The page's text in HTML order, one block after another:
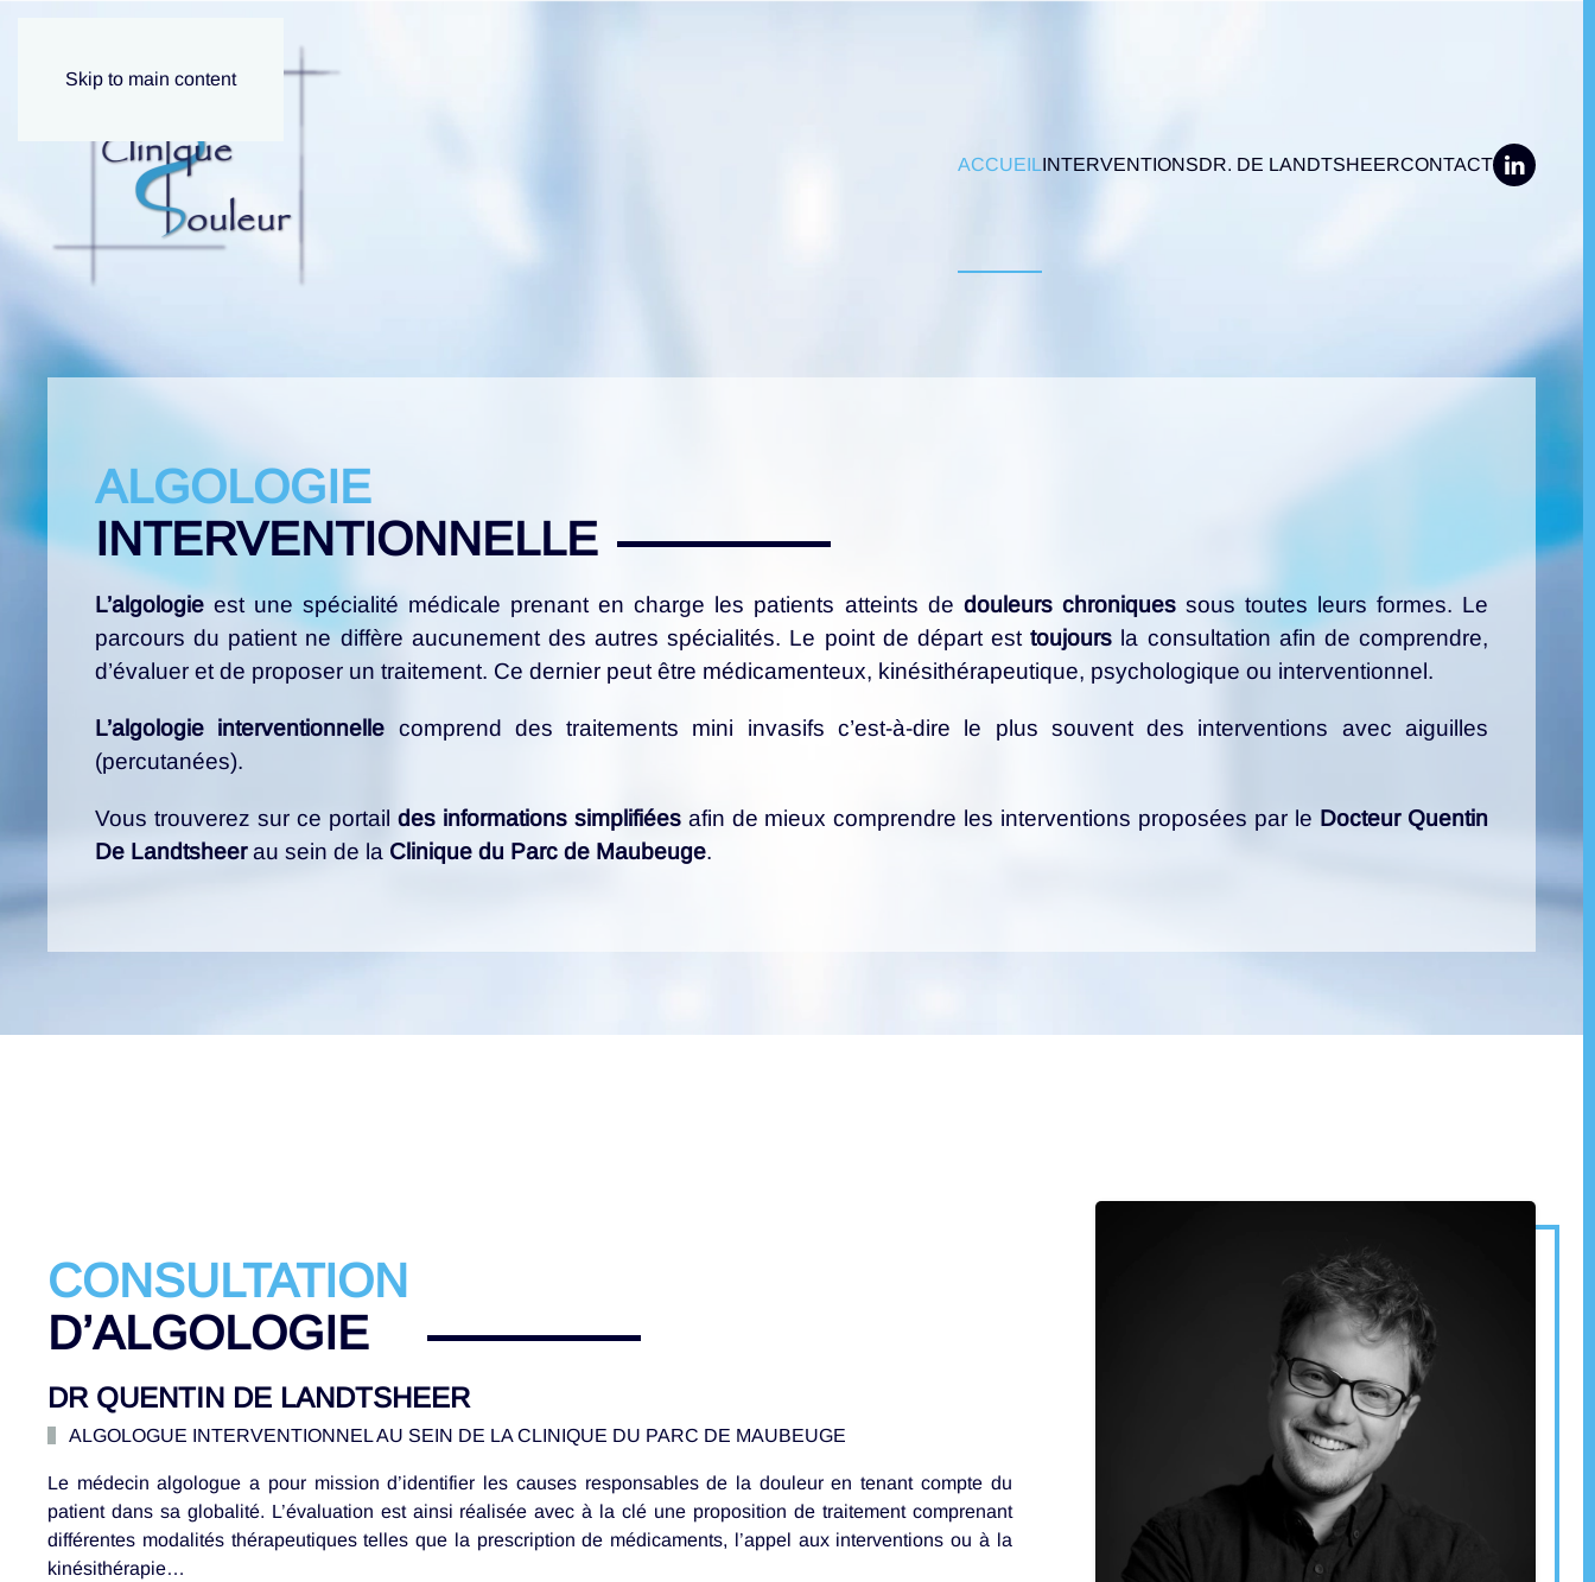
Skip to main content
ACCUEILINTERVENTIONSDR. DE LANDTSHEERCONTACT
ALGOLOGIE
INTERVENTIONNELLE
L’algologie est une spécialité médicale prenant en charge les patients atteints de douleurs chroniquessous toutes leurs formes. Le
parcours du patient ne diffère aucunement des autres spécialités. Le point de départ esttoujours la consultation afin de comprendre,
d’évaluer et de proposer un traitement. Ce dernier peut être médicamenteux, kinésithérapeutique, psychologique ou interventionnel.
L’algologie interventionnelle comprend des traitements mini invasifs c’est-à-dire le plus souvent des interventions avec aiguilles
(percutanées).
Vous trouverez sur ce portail des informations simplifiéesafin de mieux comprendre les interventions proposées par le Docteur Quentin
De Landtsheerau sein de la Clinique du Parc de Maubeuge.
CONSULTATION
D’ALGOLOGIE
DR QUENTIN DE LANDTSHEER
ALGOLOGUE INTERVENTIONNEL AU SEIN DE LA CLINIQUE DU PARC DE MAUBEUGE
Le médecin algologue a pour mission d’identifier les causes responsables de la douleur en tenant compte du
patient dans sa globalité. L’évaluation est ainsi réalisée avec à la clé une proposition de traitement comprenant
différentes modalités thérapeutiques telles que la prescription de médicaments, l’appel aux interventions ou à la
kinésithérapie…